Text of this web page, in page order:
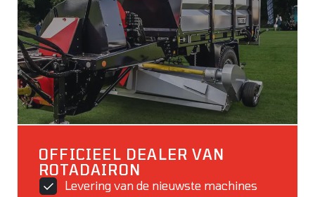
OFFICIEEL DEALER VAN
ROTADAIRON
Levering van de nieuwste machines